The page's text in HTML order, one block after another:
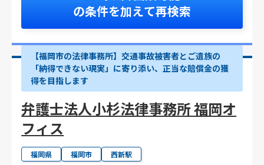
の条件を加えて再検索
【福岡市の法律事務所】交通事故被害者とご遺族の
「納得できない現実」に寄り添い、正当な賠償金の獲
得を目指します
弁護士法人小杉法律事務所 福岡オ
フィス
福岡県 福岡市 西新駅